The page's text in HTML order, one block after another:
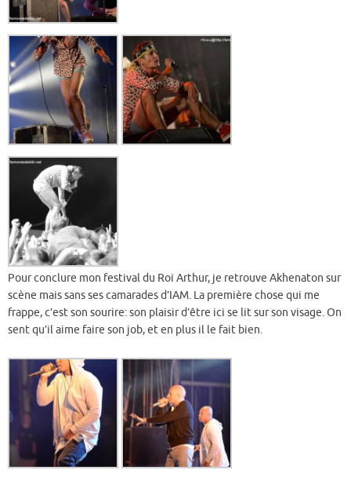
Pour conclure mon festival du Roi Arthur, je retrouve Akhenaton sur
scène mais sans ses camarades d’IAM. La première chose qui me
frappe, c’est son sourire: son plaisir d’être ici se lit sur son visage. On
sent qu’il aime faire son job, et en plus il le fait bien.